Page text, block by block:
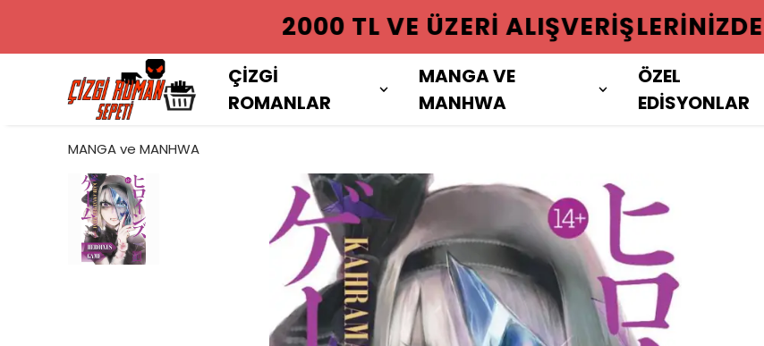
2000 TL VE ÜZERI ALIŞVERIŞLERINIZDE
ÇİZGİ
ROMANLAR
MANGA VE
MANHWA
ÖZEL
EDİSYONLAR
MANGA ve MANHWA